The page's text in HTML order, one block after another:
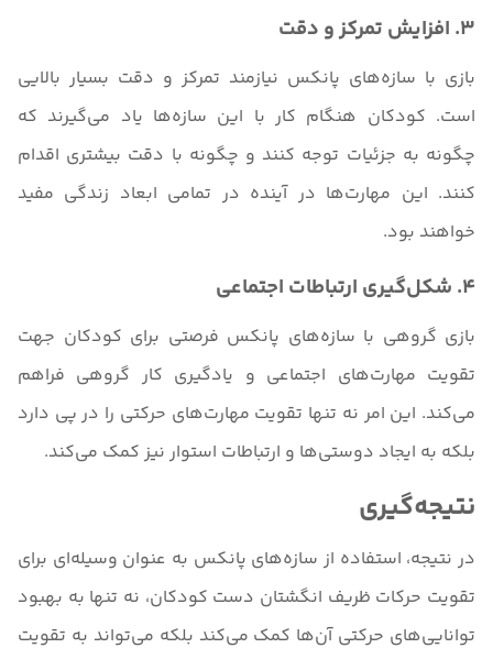
3. افزایش تمرکز و دقت
بازی با سازه‌های پانکس نیازمند تمرکز و دقت بسیار بالایی
است. کودکان هنگام کار با این سازه‌ها یاد می‌گیرند که
چگونه به جزئیات توجه کنند و چگونه با دقت بیشتری اقدام
کنند. این مهارت‌ها در آینده در تمامی ابعاد زندگی مفید
خواهند بود.
4. شکل‌گیری ارتباطات اجتماعی
بازی گروهی با سازه‌های پانکس فرصتی برای کودکان جهت
تقویت مهارت‌های اجتماعی و یادگیری کار گروهی فراهم
می‌کند. این امر نه تنها تقویت مهارت‌های حرکتی را در پی دارد
بلکه به ایجاد دوستی‌ها و ارتباطات استوار نیز کمک می‌کند.
نتیجه‌گیری
در نتیجه، استفاده از سازه‌های پانکس به عنوان وسیله‌ای برای
تقویت حرکات ظریف انگشتان دست کودکان، نه تنها به بهبود
توانایی‌های حرکتی آن‌ها کمک می‌کند بلکه می‌تواند به تقویت